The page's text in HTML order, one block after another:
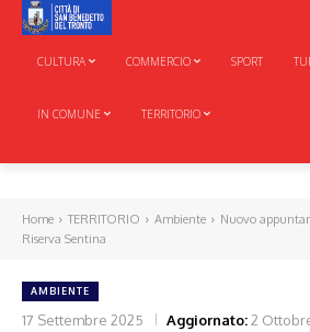
CULTURA COMMERCIO SPORT
IN COMUNE TERRITORIO
Home TERRITORIO Ambiente
Nuovo
Riserva Sentina
AMBIENTE
17 Settembre 2025 Aggiornato: 2